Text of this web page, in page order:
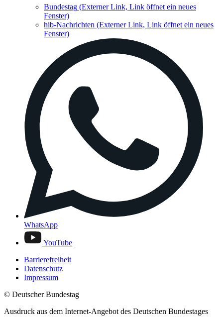
Bundestag (Externer Link, Link öffnet ein neues
Fenster)
hib-Nachrichten (Externer Link, Link öffnet ein neues
Fenster)
WhatsApp
YouTube
Barrierefreiheit
Datenschutz
Impressum
© Deutscher Bundestag
Ausdruck aus dem Internet-Angebot des Deutschen Bundestages